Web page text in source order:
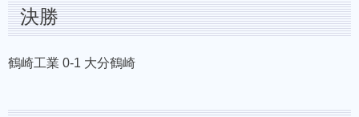
決勝
鶴崎工業 0-1 大分鶴崎